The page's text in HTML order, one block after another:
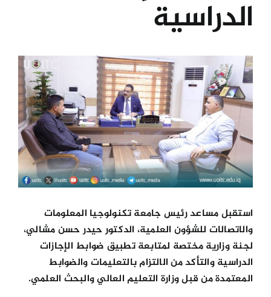
المراكز
الخدمات
اتصل بنا
الدراسية
View
Larger
Image
استقبل مساعد رئيس جامعة تكنولوجيا المعلومات
والاتصالات للشؤون العلمية، الدكتور حيدر حسن مشالي،
لجنة وزارية مختصة لمتابعة تطبيق ضوابط الإجازات
الدراسية والتأكد من الالتزام بالتعليمات والضوابط
المعتمدة من قبل وزارة التعليم العالي والبحث العلمي.